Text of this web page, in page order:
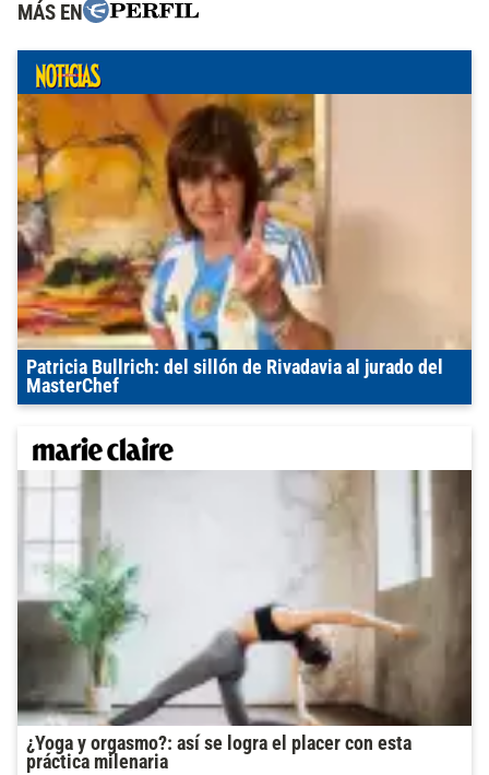
MÁS EN
Patricia Bullrich: del sillón de Rivadavia al jurado del
MasterChef
¿Yoga y orgasmo?: así se logra el placer con esta
práctica milenaria